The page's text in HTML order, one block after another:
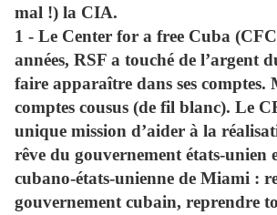
mal !) la CIA.
1 - Le Center for a free Cuba
années, RSF a touché de l’argent
faire apparaître dans ses comptes.
comptes cousus (de fil blanc). Le
unique mission d’aider à la
rêve du gouvernement états-unien
cubano-états-unienne de Miami :
gouvernement cubain, reprendre